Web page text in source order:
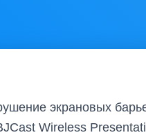
экрановых
Wireless